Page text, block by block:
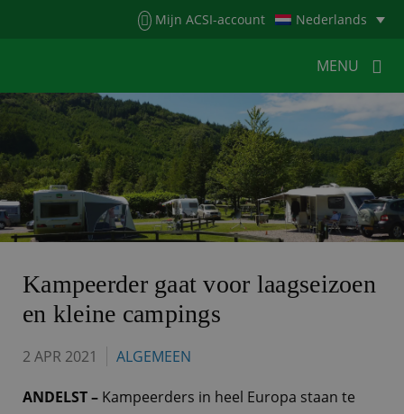
Mijn ACSI-account Nederlands
MENU
MENUMENU
HOME VOOR KAMPEERDERS
VOOR CAMPINGSKAMPEERNIEUWS
ACSI WEBSHOP WERKEN BIJ ACSI
CONTACT
Kampeerder gaat voor laagseizoen
en kleine campings
2 APR 2021 ALGEMEEN
ANDELST – Kampeerders in heel Europa staan te